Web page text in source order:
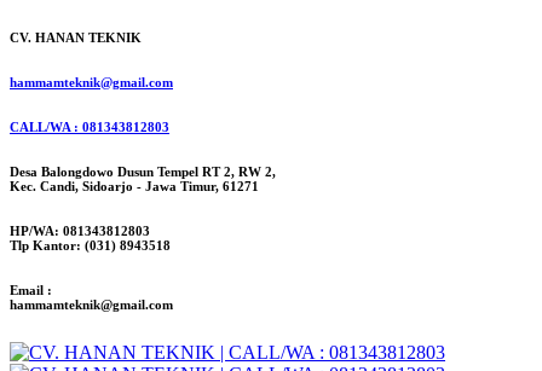
CV. HANAN TEKNIK
hammamteknik@gmail.com
CALL/WA : 081343812803
Desa Balongdowo Dusun Tempel RT 2, RW 2,
Kec. Candi, Sidoarjo - Jawa Timur, 61271
HP/WA: 081343812803
Tlp Kantor: (031) 8943518
Email :
hammamteknik@gmail.com